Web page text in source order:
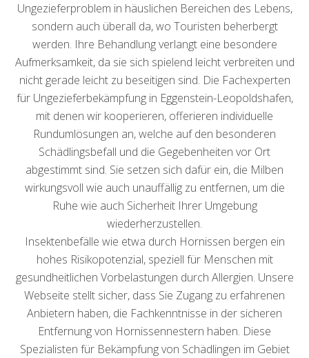
Ungezieferproblem in häuslichen Bereichen des Lebens,
sondern auch überall da, wo Touristen beherbergt
werden. Ihre Behandlung verlangt eine besondere
Aufmerksamkeit, da sie sich spielend leicht verbreiten und
nicht gerade leicht zu beseitigen sind. Die Fachexperten
für Ungezieferbekämpfung in Eggenstein-Leopoldshafen,
mit denen wir kooperieren, offerieren individuelle
Rundumlösungen an, welche auf den besonderen
Schädlingsbefall und die Gegebenheiten vor Ort
abgestimmt sind. Sie setzen sich dafür ein, die Milben
wirkungsvoll wie auch unauffällig zu entfernen, um die
Ruhe wie auch Sicherheit Ihrer Umgebung
wiederherzustellen.
Insektenbefälle wie etwa durch Hornissen bergen ein
hohes Risikopotenzial, speziell für Menschen mit
gesundheitlichen Vorbelastungen durch Allergien. Unsere
Webseite stellt sicher, dass Sie Zugang zu erfahrenen
Anbietern haben, die Fachkenntnisse in der sicheren
Entfernung von Hornissennestern haben. Diese
Spezialisten für Bekämpfung von Schädlingen im Gebiet